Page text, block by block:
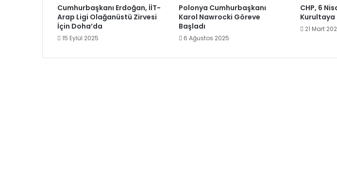
Cumhurbaşkanı Erdoğan, İİT-
Arap Ligi Olağanüstü Zirvesi
İçin Doha’da
15 Eylül 2025
Polonya Cumhurbaşkanı
Karol Nawrocki Göreve
Başladı
6 Ağustos 2025
CHP, 6
21 Mart